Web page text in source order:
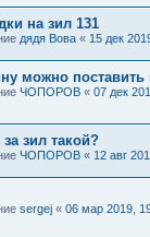
на зил 131
дядя Вова « 15 дек
можно поставить
ЧОПОРОВ « 07 дек
зил такой?
ЧОПОРОВ « 12 авг
sergej « 06 мар 2019,